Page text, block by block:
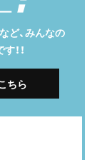
ど、みんなの
！！
ちら